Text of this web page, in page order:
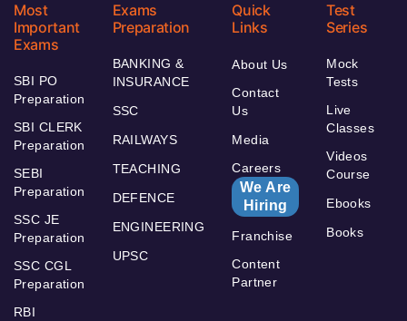
Most
Important
Exams
SBI PO
Preparation
SBI CLERK
Preparation
SEBI
Preparation
SSC JE
Preparation
SSC CGL
Preparation
RBI
Exams
Preparation
BANKING &
INSURANCE
SSC
RAILWAYS
TEACHING
DEFENCE
ENGINEERING
UPSC
Quick
Links
About Us
Contact
Us
Media
Careers
We Are
Hiring
Franchise
Content
Partner
Test
Series
Mock
Tests
Live
Classes
Videos
Course
Ebooks
Books